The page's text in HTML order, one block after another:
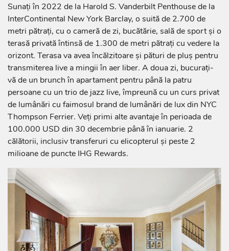
Sunați în 2022 de la Harold S. Vanderbilt Penthouse de la
InterContinental New York Barclay, o suită de 2.700 de
metri pătrați, cu o cameră de zi, bucătărie, sală de sport și o
terasă privată întinsă de 1.300 de metri pătrați cu vedere la
orizont. Terasa va avea încălzitoare și pături de pluș pentru
transmiterea live a mingii în aer liber. A doua zi, bucurați-
vă de un brunch în apartament pentru până la patru
persoane cu un trio de jazz live, împreună cu un curs privat
de lumânări cu faimosul brand de lumânări de lux din NYC
Thompson Ferrier. Veți primi alte avantaje în perioada de
100.000 USD din 30 decembrie până în ianuarie. 2
călătorii, inclusiv transferuri cu elicopterul și peste 2
milioane de puncte IHG Rewards.